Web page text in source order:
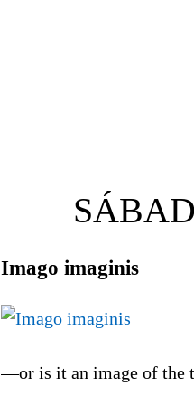
Imago imaginis
—or is it an image of the